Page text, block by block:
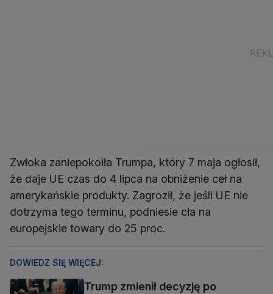
Zwłoka zaniepokoiła Trumpa, który 7 maja ogłosił,
że daje UE czas do 4 lipca na obniżenie ceł na
amerykańskie produkty. Zagroził, że jeśli UE nie
dotrzyma tego terminu, podniesie cła na
europejskie towary do 25 proc.
DOWIEDZ SIĘ WIĘCEJ:
Trump zmienił decyzję po